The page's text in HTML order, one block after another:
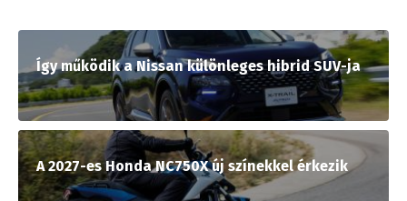
Így működik a Nissan különleges hibrid SUV-ja
A 2027-es Honda NC750X új színekkel érkezik